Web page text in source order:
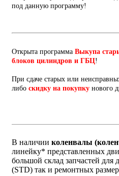
под данную программу!
Открыта программа Выкупа
блоков цилиндров и ГБЦ!
При сдаче старых или
либо скидку на покупку нового
В наличии коленвалы
линейку* представленных
большой склад запчастей для
(STD) так и ремонтных